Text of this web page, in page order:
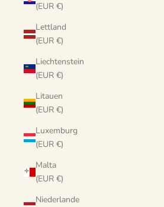
(EUR €)
Lettland
(EUR €)
Liechtenstein
(EUR €)
Litauen
(EUR €)
Luxemburg
(EUR €)
Malta
(EUR €)
Niederlande